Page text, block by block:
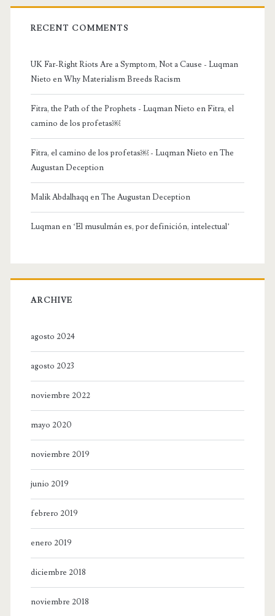
RECENT COMMENTS
UK Far-Right Riots Are a Symptom, Not a Cause - Luqman
Nieto enWhy Materialism Breeds Racism
Fitra, the Path of the Prophets - Luqman Nieto enFitra, el
camino de los profetas￼
Fitra, el camino de los profetas￼ - Luqman Nieto enThe
Augustan Deception
Malik Abdalhaqq enThe Augustan Deception
Luqmanen ‘El musulmán es, por definición, intelectual’
ARCHIVE
agosto 2024
agosto 2023
noviembre 2022
mayo 2020
noviembre 2019
junio 2019
febrero 2019
enero 2019
diciembre 2018
noviembre 2018